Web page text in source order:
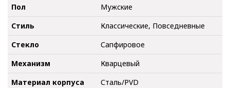
Пол
Мужские
Стиль
Классические, Повседневные
Стекло
Сапфировое
Механизм
Кварцевый
Материал корпуса
Сталь/PVD